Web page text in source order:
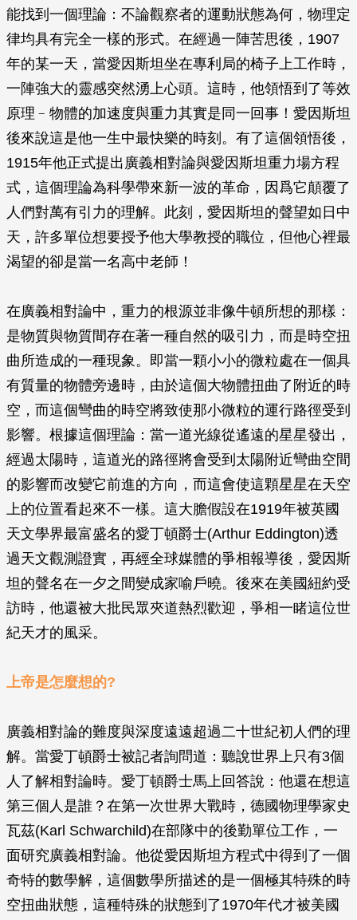
能找到一個理論：不論觀察者的運動狀態為何，物理定
律均具有完全一樣的形式。在經過一陣苦思後，1907
年的某一天，當愛因斯坦坐在專利局的椅子上工作時，
一陣強大的靈感突然湧上心頭。這時，他領悟到了等效
原理﹣物體的加速度與重力其實是同一回事！愛因斯坦
後來說這是他一生中最快樂的時刻。有了這個領悟後，
1915年他正式提出廣義相對論與愛因斯坦重力場方程
式，這個理論為科學帶來新一波的革命，因爲它顛覆了
人們對萬有引力的理解。此刻，愛因斯坦的聲望如日中
天，許多單位想要授予他大學教授的職位，但他心裡最
渴望的卻是當一名高中老師！
在廣義相對論中，重力的根源並非像牛頓所想的那樣：
是物質與物質間存在著一種自然的吸引力，而是時空扭
曲所造成的一種現象。即當一顆小小的微粒處在一個具
有質量的物體旁邊時，由於這個大物體扭曲了附近的時
空，而這個彎曲的時空將致使那小微粒的運行路徑受到
影響。根據這個理論：當一道光線從遙遠的星星發出，
經過太陽時，這道光的路徑將會受到太陽附近彎曲空間
的影響而改變它前進的方向，而這會使這顆星星在天空
上的位置看起來不一樣。這大膽假設在1919年被英國
天文學界最富盛名的愛丁頓爵士(Arthur Eddington)透
過天文觀測證實，再經全球媒體的爭相報導後，愛因斯
坦的聲名在一夕之間變成家喻戶曉。後來在美國紐約受
訪時，他還被大批民眾夾道熱烈歡迎，爭相一睹這位世
紀天才的風采。
上帝是怎麼想的?
廣義相對論的難度與深度遠遠超過二十世紀初人們的理
解。當愛丁頓爵士被記者詢問道：聽說世界上只有3個
人了解相對論時。愛丁頓爵士馬上回答說：他還在想這
第三個人是誰？在第一次世界大戰時，德國物理學家史
瓦茲(Karl Schwarchild)在部隊中的後勤單位工作，一
面研究廣義相對論。他從愛因斯坦方程式中得到了一個
奇特的數學解，這個數學所描述的是一個極其特殊的時
空扭曲狀態，這種特殊的狀態到了1970年代才被美國